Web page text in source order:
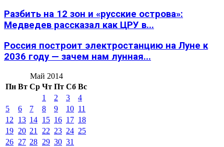
Разбить на 12 зон и «русские острова»:
Медведев рассказал как ЦРУ в...
Россия построит электростанцию на Луне к
2036 году — зачем нам лунная...
Май 2014
Пн Вт Ср Чт Пт Сб Вс
1
2 3
4
5
6 7 8 9 10 11
12
13 14 15 16 17 18
19 20 21 22 23 24 25
26 27 28 29 30 31